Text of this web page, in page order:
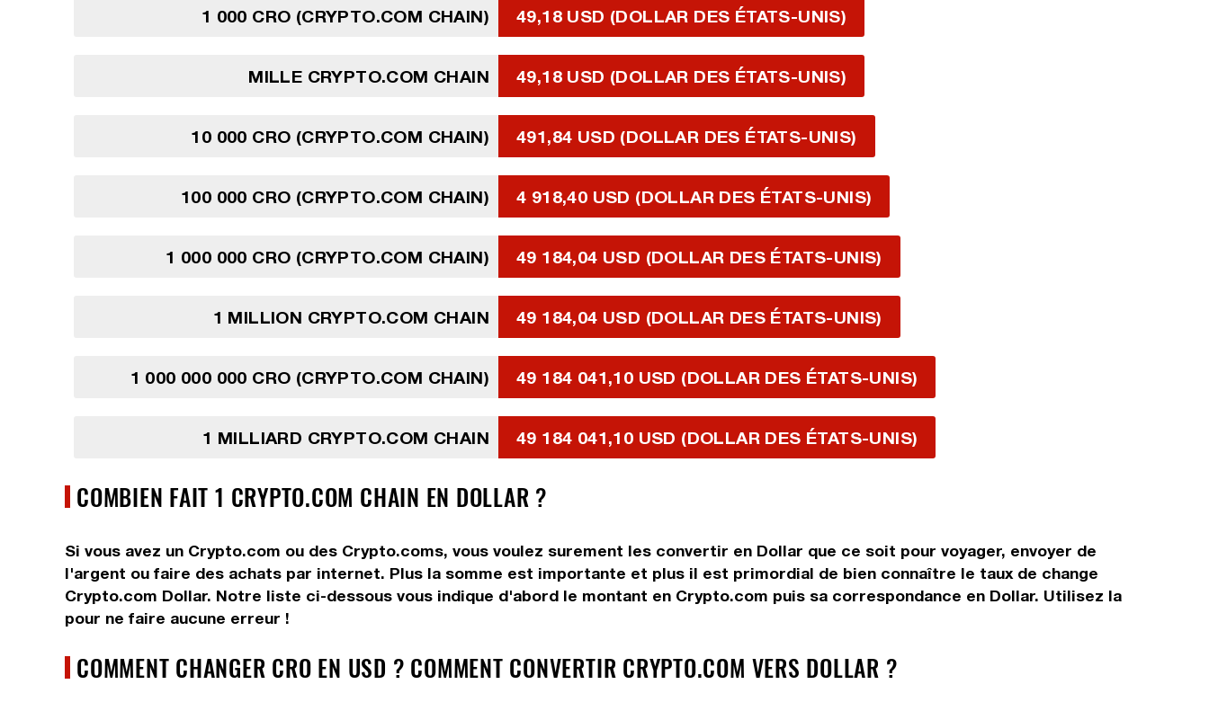
1 000 CRO (CRYPTO.COM CHAIN) 49,18 USD (DOLLAR DES ÉTATS-UNIS)
MILLE CRYPTO.COM CHAIN 49,18 USD (DOLLAR DES ÉTATS-UNIS)
10 000 CRO (CRYPTO.COM CHAIN) 491,84 USD (DOLLAR DES ÉTATS-UNIS)
100 000 CRO (CRYPTO.COM CHAIN) 4 918,40 USD (DOLLAR DES ÉTATS-UNIS)
1 000 000 CRO (CRYPTO.COM CHAIN) 49 184,04 USD (DOLLAR DES ÉTATS-UNIS)
1 MILLION CRYPTO.COM CHAIN 49 184,04 USD (DOLLAR DES ÉTATS-UNIS)
1 000 000 000 CRO (CRYPTO.COM CHAIN) 49 184 041,10 USD (DOLLAR DES ÉTATS-UNIS)
1 MILLIARD CRYPTO.COM CHAIN 49 184 041,10 USD (DOLLAR DES ÉTATS-UNIS)
COMBIEN FAIT 1 CRYPTO.COM CHAIN EN DOLLAR ?
Si vous avez un Crypto.com ou des Crypto.coms, vous voulez surement les convertir en Dollar que ce soit pour voyager, envoyer de
l'argent ou faire des achats par internet. Plus la somme est importante et plus il est primordial de bien connaître le taux de change
Crypto.com Dollar. Notre liste ci-dessous vous indique d'abord le montant en Crypto.com puis sa correspondance en Dollar. Utilisez la
pour ne faire aucune erreur !
COMMENT CHANGER CRO EN USD ? COMMENT CONVERTIR CRYPTO.COM VERS DOLLAR ?